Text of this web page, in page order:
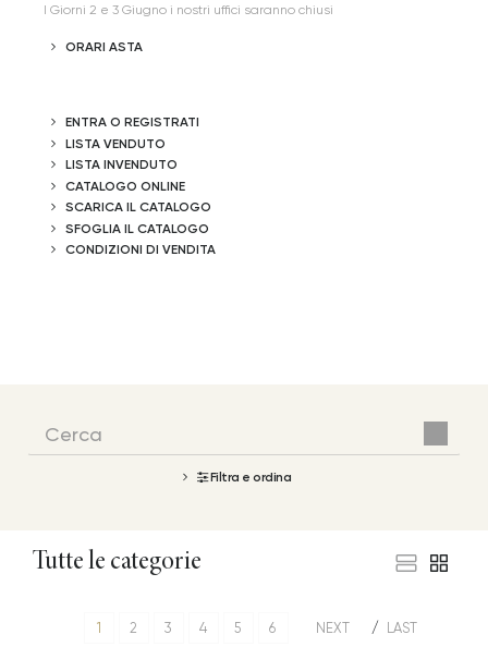
I Giorni 2 e 3 Giugno i nostri uffici saranno chiusi
ORARI ASTA
ENTRA O REGISTRATI
LISTA VENDUTO
LISTA INVENDUTO
CATALOGO ONLINE
SCARICA IL CATALOGO
SFOGLIA IL CATALOGO
CONDIZIONI DI VENDITA
Filtra e ordina
Tutte le categorie
1 2 3 4 5 6 NEXT LAST